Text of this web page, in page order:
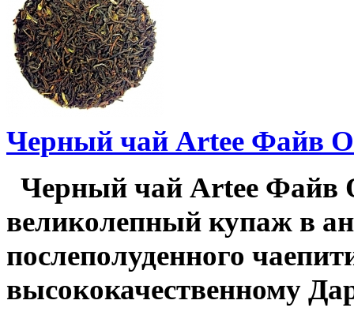
Черный чай Artee Файв
Черный чай Artee Файв
великолепный купаж в
послеполуденного
высококачественному